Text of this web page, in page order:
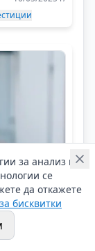
за анализ на
се
да откажете
бисквитки